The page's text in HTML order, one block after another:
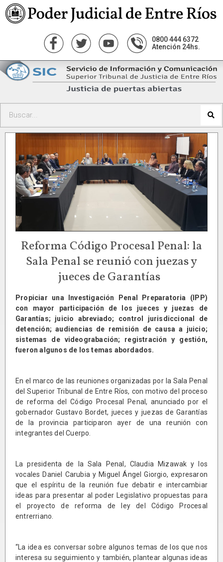
0800 444 6372
Atención 24hs.
Reforma Código Procesal Penal: la
Sala Penal se reunió con juezas y
jueces de Garantías
Propiciar una Investigación Penal Preparatoria (IPP)
con mayor participación de los jueces y juezas de
Garantías; juicio abreviado; control jurisdiccional de
detención; audiencias de remisión de causa a juicio;
sistemas de videograbación; registración y gestión,
fueron algunos de los temas abordados.
En el marco de las reuniones organizadas por la Sala Penal
del Superior Tribunal de Entre Ríos, con motivo del proceso
de reforma del Código Procesal Penal, anunciado por el
gobernador Gustavo Bordet, jueces y juezas de Garantías
de la provincia participaron ayer de una reunión con
integrantes del Cuerpo.
La presidenta de la Sala Penal, Claudia Mizawak y los
vocales Daniel Carubia y Miguel Ángel Giorgio, expresaron
que el espíritu de la reunión fue debatir e intercambiar
ideas para presentar al poder Legislativo propuestas para
el proyecto de reforma de ley del Código Procesal
entrerriano.
“La idea es conversar sobre algunos temas de los que nos
interesa su seguimiento y también, plantear algunas ideas